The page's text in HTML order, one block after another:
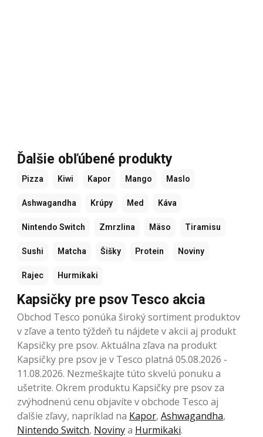
Ďalšie obľúbené produkty
Pizza Kiwi Kapor Mango Maslo
Ashwagandha Krúpy Med Káva
Nintendo Switch Zmrzlina Mäso Tiramisu
Sushi Matcha Šišky Protein Noviny
Rajec Hurmikaki
Kapsičky pre psov Tesco akcia
Obchod Tesco ponúka široký sortiment produktov
v zľave a tento týždeň tu nájdete v akcii aj produkt
Kapsičky pre psov. Aktuálna zľava na produkt
Kapsičky pre psov je v Tesco platná 05.08.2026 -
11.08.2026. Nezmeškajte túto skvelú ponuku a
ušetrite. Okrem produktu Kapsičky pre psov za
zvýhodnenú cenu objavíte v obchode Tesco aj
ďalšie zľavy, napríklad na Kapor, Ashwagandha,
Nintendo Switch, Novinya Hurmikaki.